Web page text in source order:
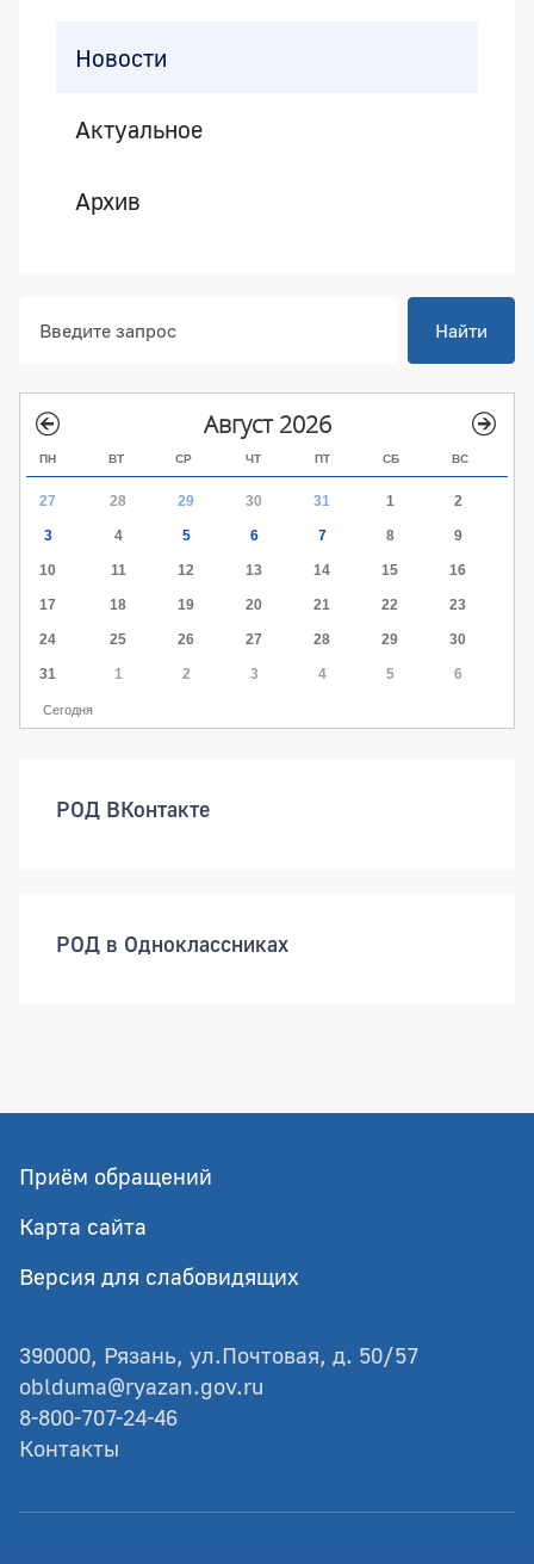
Новости
Актуальное
Архив
Найти
Август 2026
ПН ВТ СР ЧТ ПТ СБ ВС
27 28 29 30 31 1 2
3 4 5 6 7 8 9
10 11 12 13 14 15 16
17 18 19 20 21 22 23
24 25 26 27 28 29 30
31 1 2 3 4 5 6
Сегодня
РОД ВКонтакте
РОД в Одноклассниках
Приём обращений
Карта сайта
Версия для слабовидящих
390000, Рязань, ул.Почтовая, д. 50/57
oblduma@ryazan.gov.ru
8-800-707-24-46
Контакты